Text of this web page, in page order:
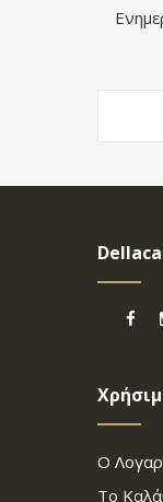
Ο
Το